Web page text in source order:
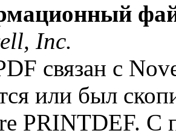
Inc.
связан с
или был
PRINTDEF.